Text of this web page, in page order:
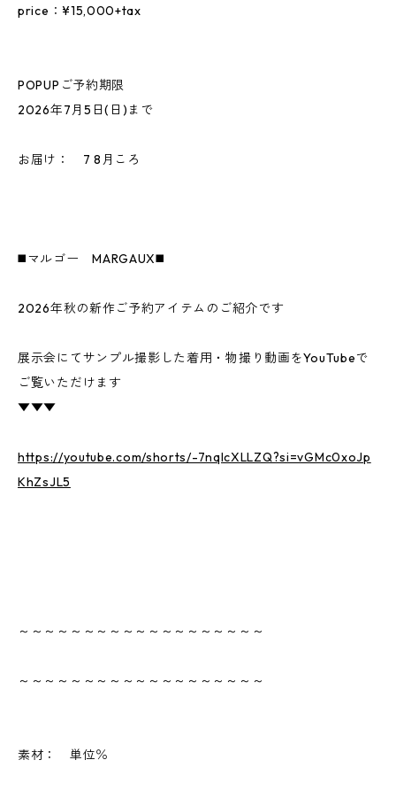
price：¥15,000+tax
POPUPご予約期限
2026年7月5日(日)まで
お届け： 7 8月ころ
◼️マルゴー MARGAUX◼️
2026年秋の新作ご予約アイテムのご紹介です
展示会にてサンプル撮影した着用・物撮り動画をYouTubeで
ご覧いただけます
▼▼▼
https://youtube.com/shorts/-7nqlcXLLZQ?si=vGMc0xoJp
KhZsJL5
～～～～～～～～～～～～～～～～～～～
～～～～～～～～～～～～～～～～～～～
素材： 単位％